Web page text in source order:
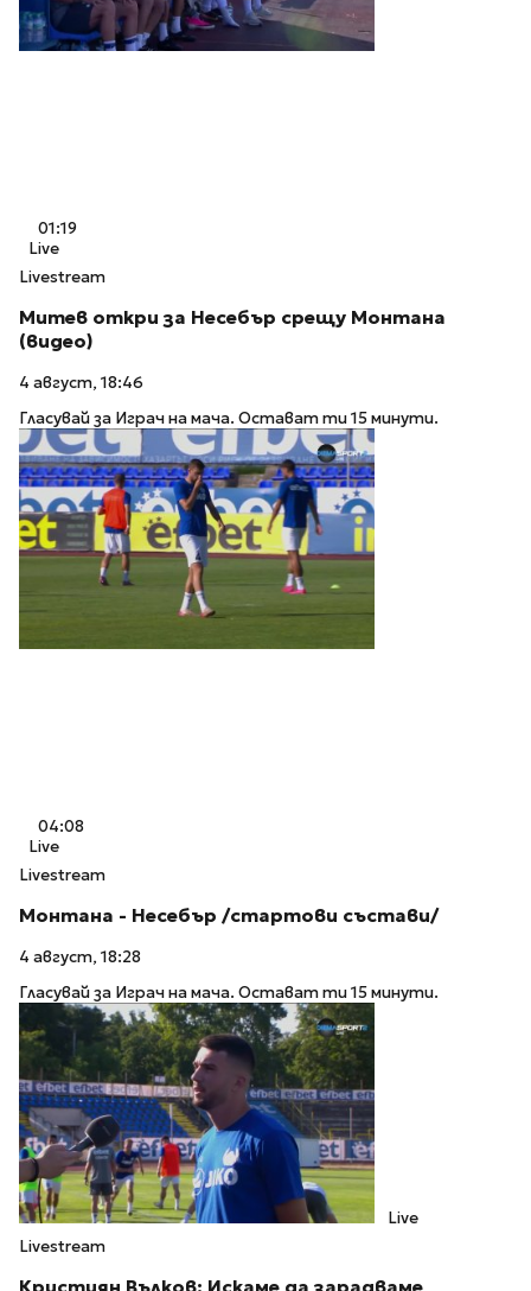
01:19
Live
Livestream
Митев откри за Несебър срещу Монтана
(видео)
4 август, 18:46
Гласувай за Играч на мача. Остават ти 15 минути.
04:08
Live
Livestream
Монтана - Несебър /стартови състави/
4 август, 18:28
Гласувай за Играч на мача. Остават ти 15 минути.
Live
Livestream